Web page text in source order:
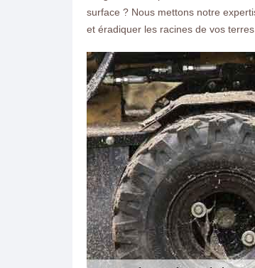
surface ? Nous mettons notre
et éradiquer les racines de vos terres.